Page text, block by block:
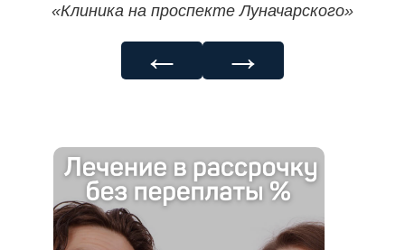
«Клиника на проспекте Луначарского»
← →